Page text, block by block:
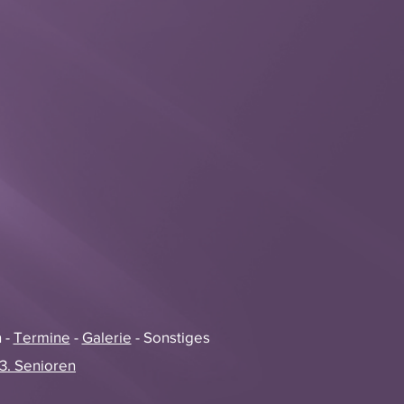
- Termine - Galerie - Sonstiges
3. Senioren